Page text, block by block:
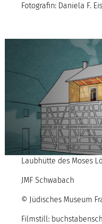
Fotografin: Daniela F.
Laubhütte des Moses
JMF Schwabach
© Jüdisches Museum
Filmstill: